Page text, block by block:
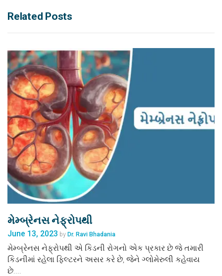
Related Posts
મેમ્બ્રેનસ નેફ્રોપથી
June 13, 2023 by Dr. Ravi Bhadania
મેમ્બ્રેનસ નેફ્રોપથી એ કિડની રોગનો એક પ્રકાર છે જે તમારી
કિડનીમાં રહેલા ફિલ્ટરને અસર કરે છે, જેને ગ્લોમેરુલી કહેવાય
છે....